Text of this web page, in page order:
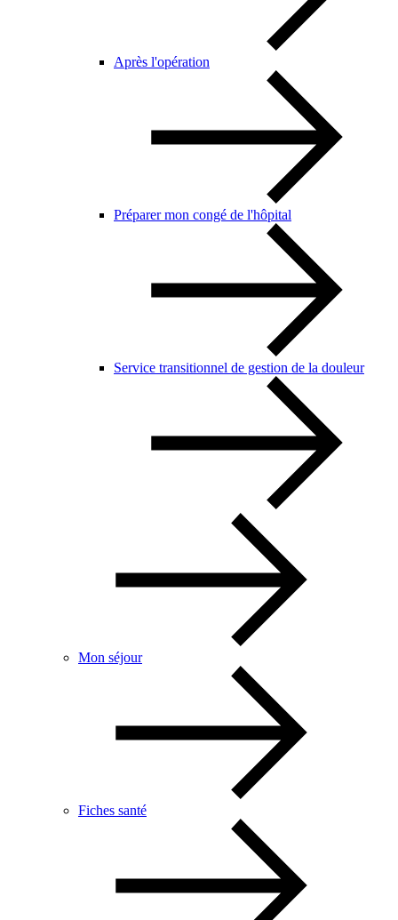
Après l'opération
Préparer mon congé de l'hôpital
Service transitionnel de gestion de la douleur
Mon séjour
Fiches santé